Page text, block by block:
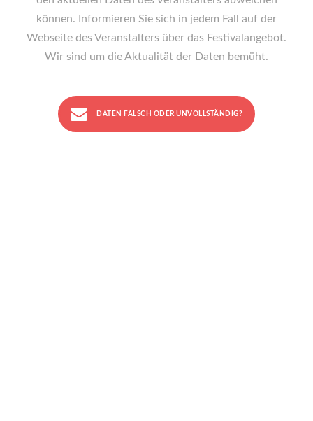
können. Informieren Sie sich in jedem Fall auf der
Webseite des Veranstalters über das Festivalangebot.
Wir sind um die Aktualität der Daten bemüht.
DATEN FALSCH ODER UNVOLLSTÄNDIG?